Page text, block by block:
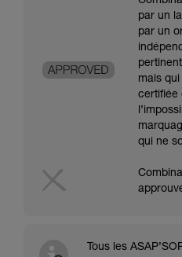
par un
par un
mais
certifiée
qui ne
Tous les